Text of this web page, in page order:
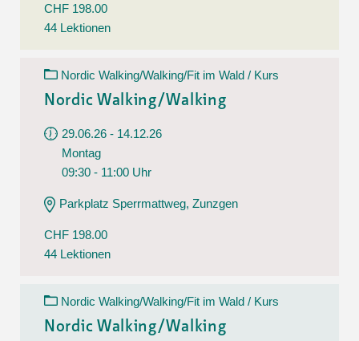
CHF 198.00
44 Lektionen
Nordic Walking/Walking/Fit im Wald / Kurs
Nordic Walking/Walking
29.06.26 - 14.12.26
Montag
09:30 - 11:00 Uhr
Parkplatz Sperrmattweg, Zunzgen
CHF 198.00
44 Lektionen
Nordic Walking/Walking/Fit im Wald / Kurs
Nordic Walking/Walking